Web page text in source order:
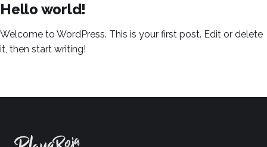
Hello world!
Welcome to WordPress. This is your first post. Edit or delete
it, then start writing!